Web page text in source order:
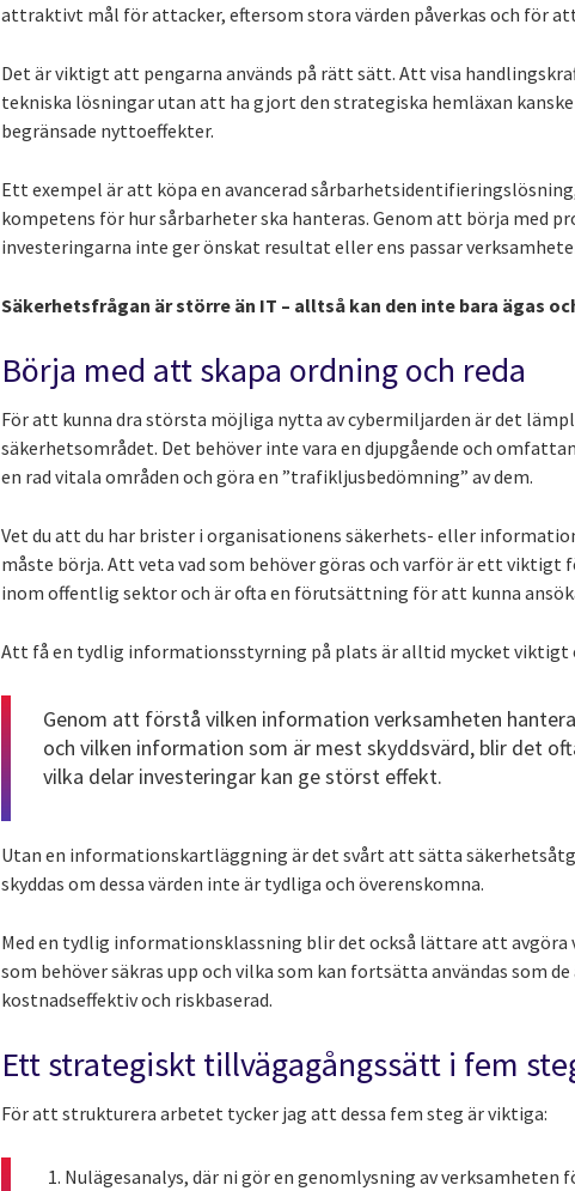
attraktivt mål för attacker, eftersom stora värden påverkas och för
Det är viktigt att pengarna används på rätt sätt. Att visa
tekniska lösningar utan att ha gjort den strategiska hemläxan
begränsade nyttoeffekter.
Ett exempel är att köpa en avancerad
kompetens för hur sårbarheter ska hanteras. Genom att börja med
investeringarna inte ger önskat resultat eller ens passar
Säkerhetsfrågan är större än IT – alltså kan den inte bara ägas
Börja med att skapa ordning och reda
För att kunna dra största möjliga nytta av cybermiljarden är det
säkerhetsområdet. Det behöver inte vara en djupgående och
en rad vitala områden och göra en ”trafikljusbedömning” av dem.
Vet du att du har brister i organisationens säkerhets- eller
måste börja. Att veta vad som behöver göras och varför är ett
inom offentlig sektor och är ofta en förutsättning för att kunna
Att få en tydlig informationsstyrning på plats är alltid mycket viktigt
Genom att förstå vilken information verksamheten
och vilken information som är mest skyddsvärd, blir det
vilka delar investeringar kan ge störst effekt.
Utan en informationskartläggning är det svårt att sätta
skyddas om dessa värden inte är tydliga och överenskomna.
Med en tydlig informationsklassning blir det också lättare att avgöra
som behöver säkras upp och vilka som kan fortsätta användas som
kostnadseffektiv och riskbaserad.
Ett strategiskt tillvägagångssätt i fem
För att strukturera arbetet tycker jag att dessa fem steg är viktiga:
Nulägesanalys, där ni gör en genomlysning av